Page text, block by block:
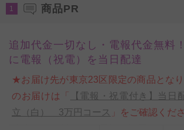
1 商品PR
追加代金一切なし・電報代金無料
に電報（祝電）を当日配達
★お届け先が東京23区限定の商品とな
のお届けは「
【電報・祝電付き】当
立（白） 3万円コース
」をご確認くだ